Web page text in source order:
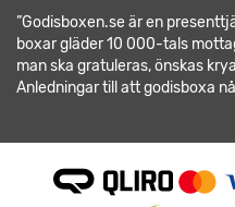
”Godisboxen.se är en
boxar gläder 10 000-tals
man ska gratuleras, önskas
Anledningar till att godisboxa